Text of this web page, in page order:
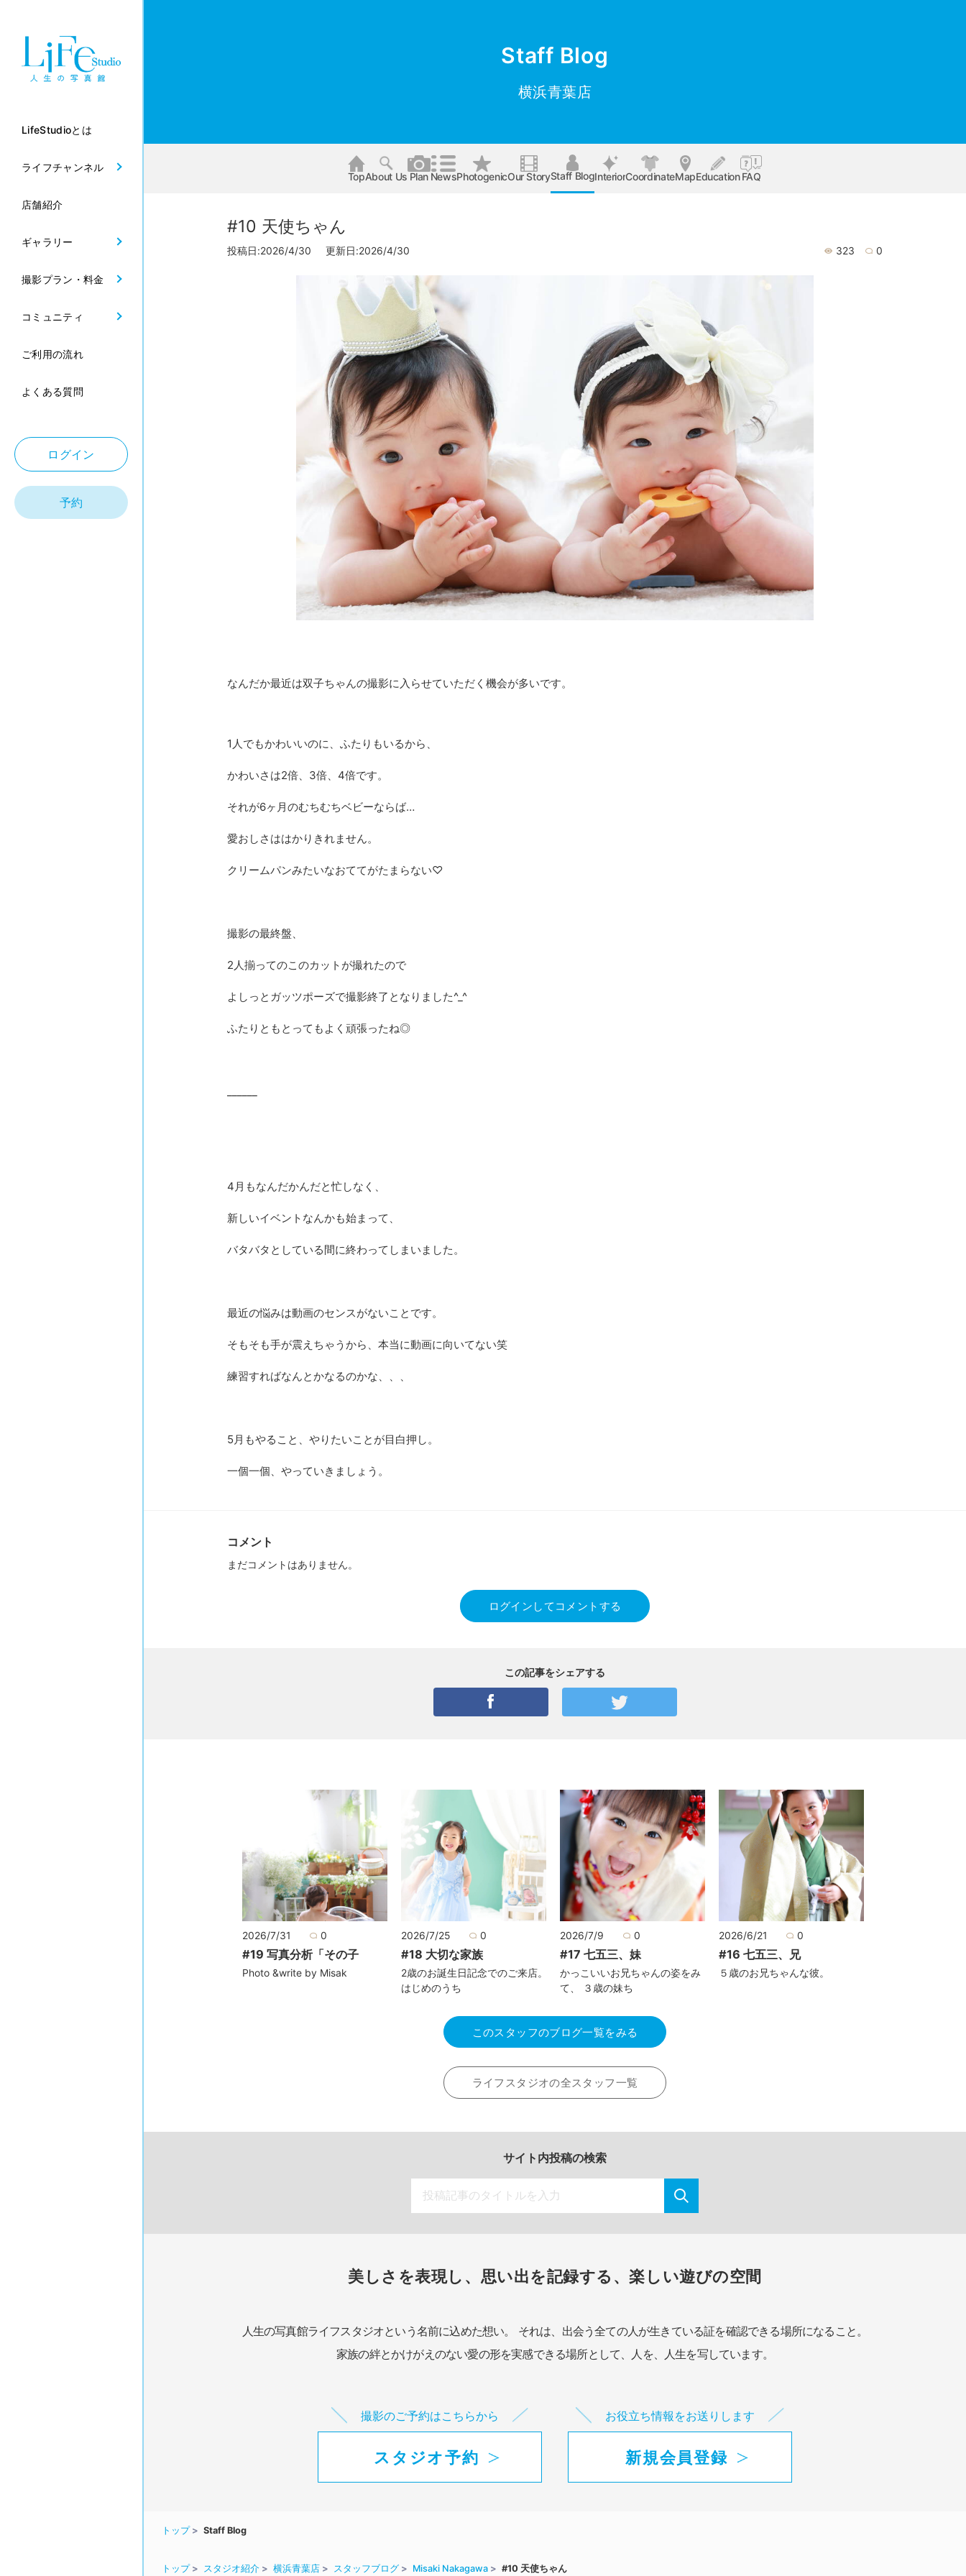
LifeStudioとは
ライフチャンネル
店舗紹介
ギャラリー
撮影プラン・料金
コミュニティ
ご利用の流れ
よくある質問
ログイン
予約
Staff Blog
横浜青葉店
TopAbout Us Plan NewsPhotogenicOur StoryStaff BlogInteriorCoordinateMapEducationFAQ
#10 天使ちゃん
投稿日:2026/4/30 更新日:2026/4/30 323 0
なんだか最近は双子ちゃんの撮影に入らせていただく機会が多いです。
1人でもかわいいのに、ふたりもいるから、
かわいさは2倍、3倍、4倍です。
それが6ヶ月のむちむちベビーならば…
愛おしさははかりきれません。
クリームパンみたいなおててがたまらない♡
撮影の最終盤、
2人揃ってのこのカットが撮れたので
よしっとガッツポーズで撮影終了となりました^_^
ふたりともとってもよく頑張ったね◎
4月もなんだかんだと忙しなく、
新しいイベントなんかも始まって、
バタバタとしている間に終わってしまいました。
最近の悩みは動画のセンスがないことです。
そもそも手が震えちゃうから、本当に動画に向いてない笑
練習すればなんとかなるのかな、、、
5月もやること、やりたいことが目白押し。
一個一個、やっていきましょう。
コメント
まだコメントはありません。
ログインしてコメントする
この記事をシェアする
2026/7/31 0
#19 写真分析「その子
Photo &write by Misak
2026/7/25 0
#18 大切な家族
2歳のお誕生日記念でのご来店。
はじめのうち
2026/7/9 0
#17 七五三、妹
かっこいいお兄ちゃんの姿をみ
て、 ３歳の妹ち
2026/6/21 0
#16 七五三、兄
５歳のお兄ちゃんな彼。
このスタッフのブログ一覧をみる
ライフスタジオの全スタッフ一覧
サイト内投稿の検索
美しさを表現し、思い出を記録する、楽しい遊びの空間
人生の写真館ライフスタジオという名前に込めた想い。
それは、出会う全ての人が生きている証を確認できる場所になること。
家族の絆とかけがえのない愛の形を実感できる場所として、 人を、人生を写しています。
撮影のご予約はこちらから
スタジオ予約
お役立ち情報をお送りします
新規会員登録
トップ Staff Blog
トップ スタジオ紹介 横浜青葉店 スタッフブログ Misaki Nakagawa #10 天使ちゃん